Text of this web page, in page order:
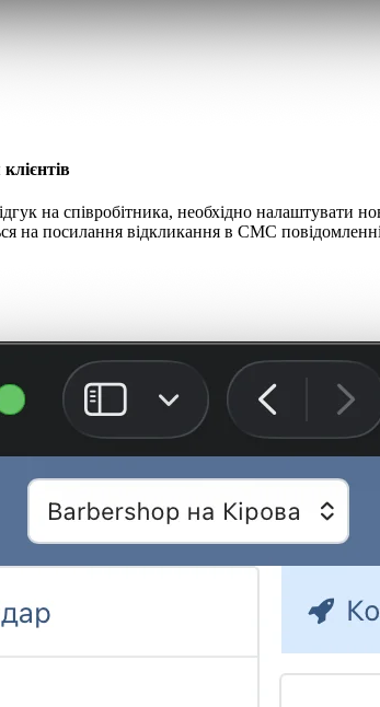
на співробітника, необхідно
на посилання відкликання в СМС